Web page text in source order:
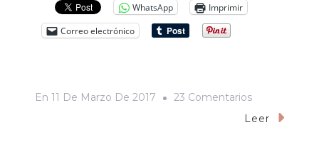
WhatsApp
Imprimir
Correo electrónico
En 11 De Marzo De 2017 23 ComentariosEn
La
Leer